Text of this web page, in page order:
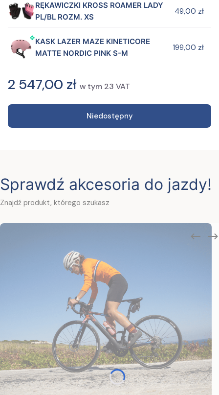
RĘKAWICZKI KROSS ROAMER LADY
PL/BL ROZM. XS
49,00 zł
KASK LAZER MAZE KINETICORE
MATTE NORDIC PINK S-M
199,00 zł
2 547,00 zł w tym 23 VAT
Niedostępny
Sprawdź akcesoria do jazdy!
Znajdź produkt, którego szukasz